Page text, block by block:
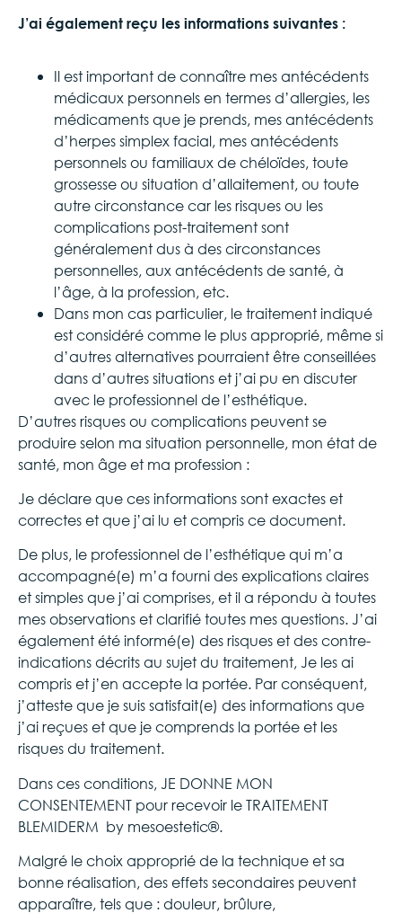
J’ai également reçu les informations suivantes :
Il est important de connaître mes antécédents
médicaux personnels en termes d’allergies, les
médicaments que je prends, mes antécédents
d’herpes simplex facial, mes antécédents
personnels ou familiaux de chéloïdes, toute
grossesse ou situation d’allaitement, ou toute
autre circonstance car les risques ou les
complications post-traitement sont
généralement dus à des circonstances
personnelles, aux antécédents de santé, à
l’âge, à la profession, etc.
Dans mon cas particulier, le traitement indiqué
est considéré comme le plus approprié, même si
d’autres alternatives pourraient être conseillées
dans d’autres situations et j’ai pu en discuter
avec le professionnel de l’esthétique.
D’autres risques ou complications peuvent se
produire selon ma situation personnelle, mon état de
santé, mon âge et ma profession :
Je déclare que ces informations sont exactes et
correctes et que j’ai lu et compris ce document.
De plus, le professionnel de l’esthétique qui m’a
accompagné(e) m’a fourni des explications claires
et simples que j’ai comprises, et il a répondu à toutes
mes observations et clarifié toutes mes questions. J’ai
également été informé(e) des risques et des contre-
indications décrits au sujet du traitement, Je les ai
compris et j’en accepte la portée. Par conséquent,
j’atteste que je suis satisfait(e) des informations que
j’ai reçues et que je comprends la portée et les
risques du traitement.
Dans ces conditions, JE DONNE MON
CONSENTEMENT pour recevoir le TRAITEMENT
BLEMIDERM by mesoestetic®.
Malgré le choix approprié de la technique et sa
bonne réalisation, des effets secondaires peuvent
apparaître, tels que : douleur, brûlure,